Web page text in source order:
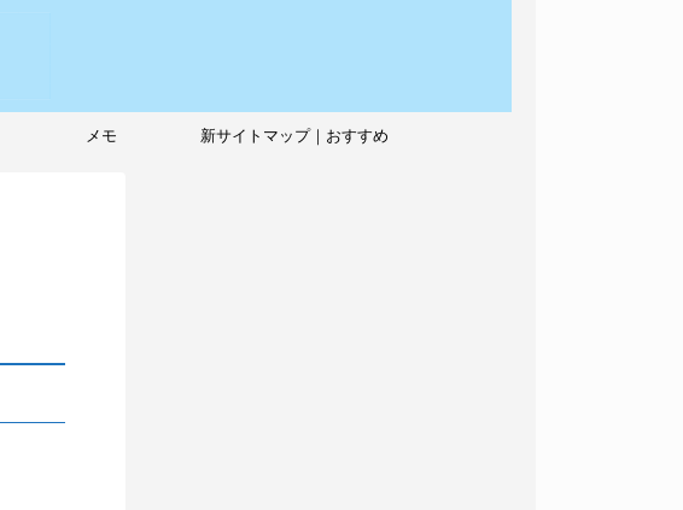
メモ 新サイトマップ｜おすすめ